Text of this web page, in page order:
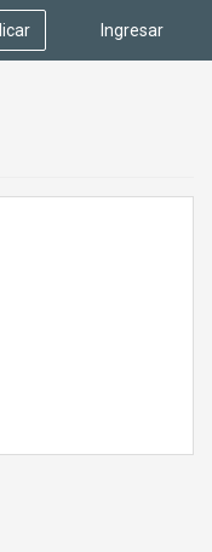
Ingresar